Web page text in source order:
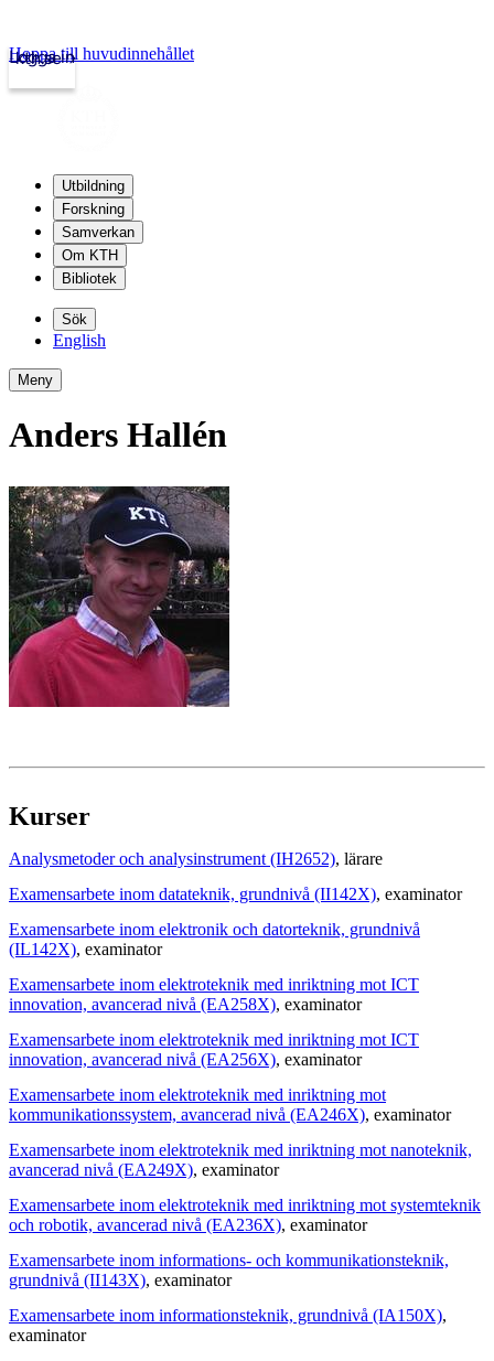
kth.se
Logga in
Hoppa till huvudinnehållet
Utbildning
Forskning
Samverkan
Om KTH
Bibliotek
Sök
English
Meny
Anders Hallén
Kurser
Analysmetoder och analysinstrument (IH2652), lärare
Examensarbete inom datateknik, grundnivå (II142X), examinator
Examensarbete inom elektronik och datorteknik, grundnivå
(IL142X), examinator
Examensarbete inom elektroteknik med inriktning mot ICT
innovation, avancerad nivå (EA258X), examinator
Examensarbete inom elektroteknik med inriktning mot ICT
innovation, avancerad nivå (EA256X), examinator
Examensarbete inom elektroteknik med inriktning mot
kommunikationssystem, avancerad nivå (EA246X), examinator
Examensarbete inom elektroteknik med inriktning mot nanoteknik,
avancerad nivå (EA249X), examinator
Examensarbete inom elektroteknik med inriktning mot systemteknik
och robotik, avancerad nivå (EA236X), examinator
Examensarbete inom informations- och kommunikationsteknik,
grundnivå (II143X), examinator
Examensarbete inom informationsteknik, grundnivå (IA150X),
examinator